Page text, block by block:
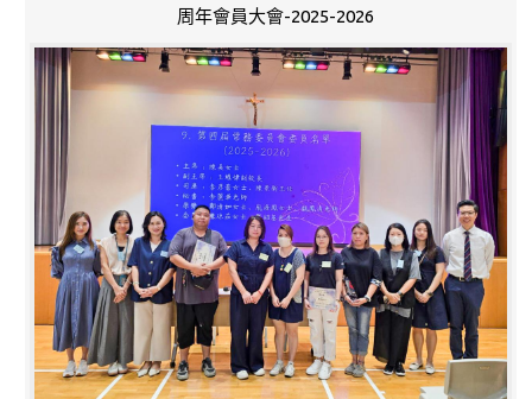
周年會員大會-2025-2026